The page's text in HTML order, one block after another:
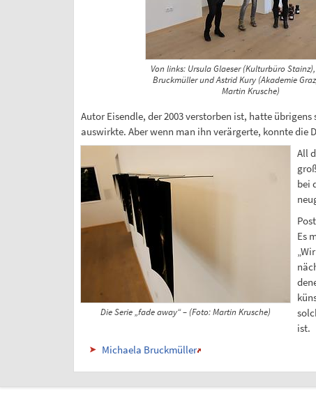
Von links: Ursula Glaeser (Kulturbüro
Bruckmüller und Astrid Kury (Akademie
Martin Krusche)
Autor Eisendle, der 2003 verstorben ist, hatte
auswirkte. Aber wenn man ihn verärgerte, konnte die
Die Serie „fade away“ – (Foto: Martin Krusche)
All
bei
Es
ist.
Michaela Bruckmüller